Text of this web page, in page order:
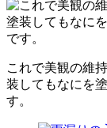
これで美観の維
装してもなにを
す。